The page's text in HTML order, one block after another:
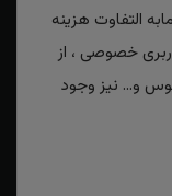
التفاوت هزینه
خصوصی ، از
و... نیز وجود